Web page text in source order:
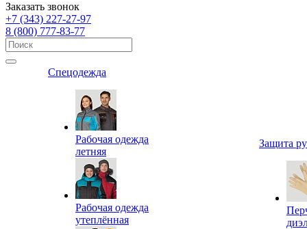
Заказать звонок
+7 (343) 227-27-97
8 (800) 777-83-77
Спецодежда
Рабочая одежда
летняя
Рабочая одежда
утеплённая
Защита